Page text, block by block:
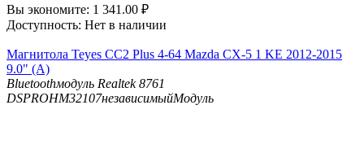
Вы экономите: 1 341.00 ₽
Доступность: Нет в наличии
Магнитола Teyes CC2 Plus 4-64 Mazda CX-5 1 KE 2012-2015
9.0" (A)
Bluetoothмодуль Realtek 8761
DSPROHM32107независимыйМодуль